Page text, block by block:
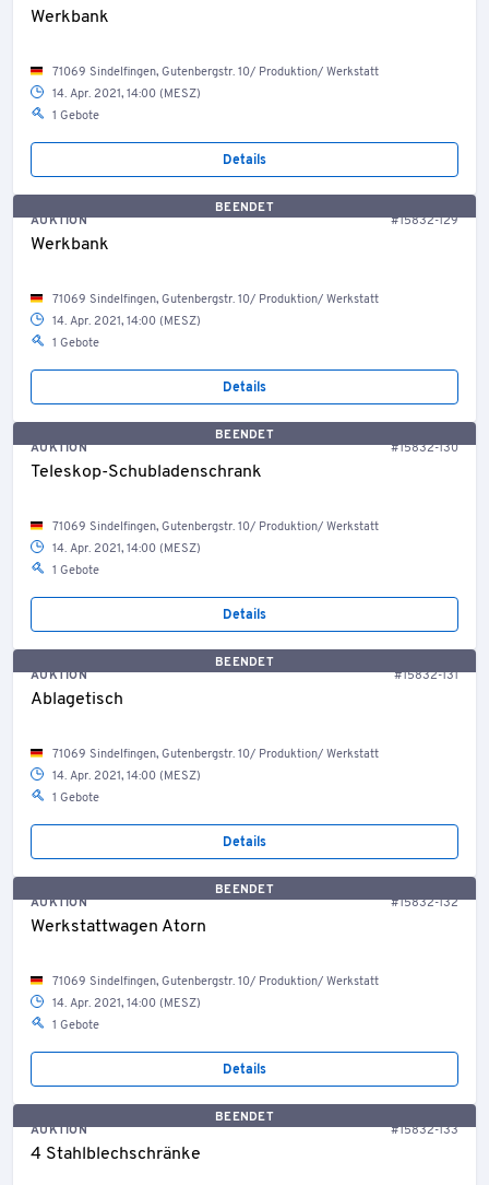
Werkbank
71069 Sindelfingen, Gutenbergstr. 10/ Produktion/ Werkstatt
14. Apr. 2021, 14:00 (MESZ)
1 Gebote
Details
BEENDET
AUKTION
#15832-129
Werkbank
71069 Sindelfingen, Gutenbergstr. 10/ Produktion/ Werkstatt
14. Apr. 2021, 14:00 (MESZ)
1 Gebote
Details
BEENDET
AUKTION
#15832-130
Teleskop-Schubladenschrank
71069 Sindelfingen, Gutenbergstr. 10/ Produktion/ Werkstatt
14. Apr. 2021, 14:00 (MESZ)
1 Gebote
Details
BEENDET
AUKTION
#15832-131
Ablagetisch
71069 Sindelfingen, Gutenbergstr. 10/ Produktion/ Werkstatt
14. Apr. 2021, 14:00 (MESZ)
1 Gebote
Details
BEENDET
AUKTION
#15832-132
Werkstattwagen Atorn
71069 Sindelfingen, Gutenbergstr. 10/ Produktion/ Werkstatt
14. Apr. 2021, 14:00 (MESZ)
1 Gebote
Details
BEENDET
AUKTION
#15832-133
4 Stahlblechschränke